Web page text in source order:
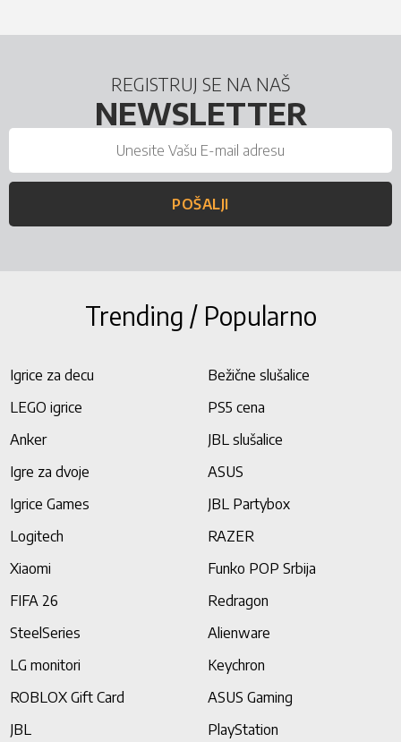
REGISTRUJ SE NA NAŠ
NEWSLETTER
POŠALJI
Trending / Popularno
Igrice za decu
Bežične slušalice
LEGO igrice
PS5 cena
Anker
JBL slušalice
Igre za dvoje
ASUS
Igrice Games
JBL Partybox
Logitech
RAZER
Xiaomi
Funko POP Srbija
FIFA 26
Redragon
SteelSeries
Alienware
LG monitori
Keychron
ROBLOX Gift Card
ASUS Gaming
JBL
PlayStation